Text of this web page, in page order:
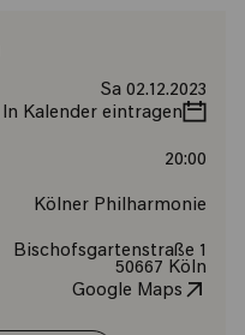
Sa 02.12.2023
In Kalender eintragen
20:00
Kölner Philharmonie
Bischofsgartenstraße 1
50667 Köln
Google Maps